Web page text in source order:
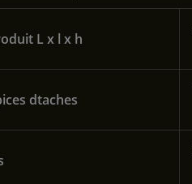
L x l x h
dtaches